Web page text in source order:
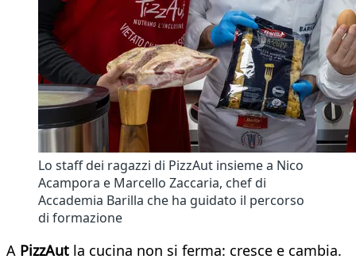
Lo staff dei ragazzi di PizzAut insieme a Nico
Acampora e Marcello Zaccaria, chef di
Accademia Barilla che ha guidato il percorso
di formazione
A PizzAut la cucina non si ferma: cresce e cambia.